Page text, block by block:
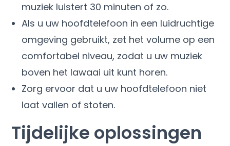
muziek luistert 30 minuten of zo.
Als u uw hoofdtelefoon in een luidruchtige
omgeving gebruikt, zet het volume op een
comfortabel niveau, zodat u uw muziek
boven het lawaai uit kunt horen.
Zorg ervoor dat u uw hoofdtelefoon niet
laat vallen of stoten.
Tijdelijke oplossingen